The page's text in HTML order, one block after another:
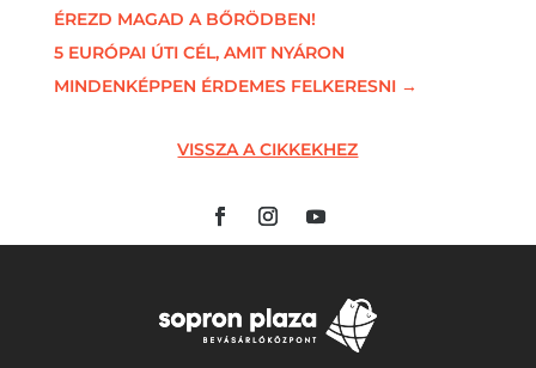
ÉREZD MAGAD A BŐRÖDBEN!
5 EURÓPAI ÚTI CÉL, AMIT NYÁRON
MINDENKÉPPEN ÉRDEMES FELKERESNI→
VISSZA A CIKKEKHEZ